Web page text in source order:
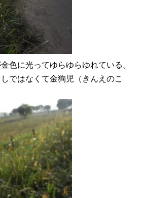
色に光ってゆらゆらゆれている。
ではなくて金狗児（きんえのこ